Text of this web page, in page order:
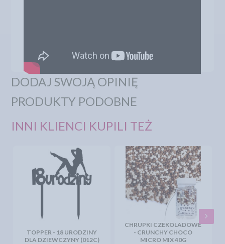
DODAJ SWOJĄ OPINIĘ
PRODUKTY PODOBNE
INNI KLIENCI KUPILI TEŻ
TOPPER - 18 URODZINY
DLA DZIEWCZYNY (012C)
CHRUPKI CZEKOLADOWE
- CRUNCHY CHOCO
MICRO MIX 40G